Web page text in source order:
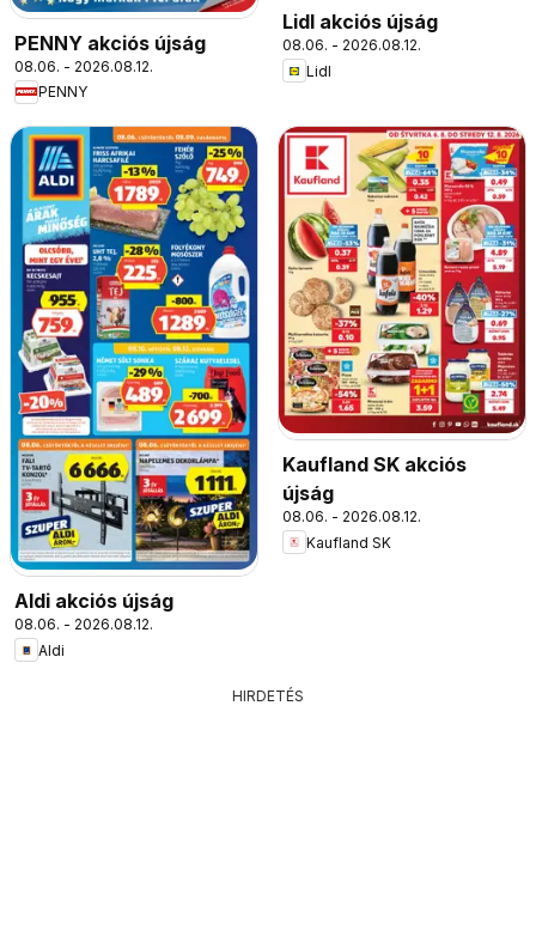
PENNY akciós újság
08.06. - 2026.08.12.
PENNY
Lidl akciós újság
08.06. - 2026.08.12.
Lidl
Aldi akciós újság
08.06. - 2026.08.12.
Aldi
Kaufland SK akciós
újság
08.06. - 2026.08.12.
Kaufland SK
HIRDETÉS